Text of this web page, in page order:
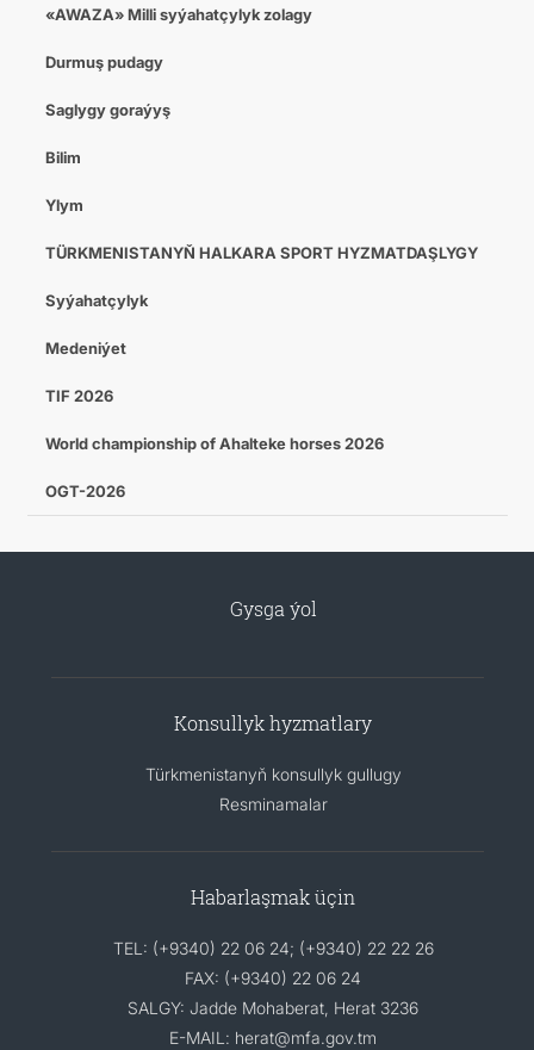
«AWAZA» Milli syýahatçylyk zolagy
Durmuş pudagy
Saglygy goraýyş
Bilim
Ylym
TÜRKMENISTANYŇ HALKARA SPORT HYZMATDAŞLYGY
Syýahatçylyk
Medeniýet
TIF 2026
World championship of Ahalteke horses 2026
OGT-2026
Gysga ýol
Konsullyk hyzmatlary
Türkmenistanyň konsullyk gullugy
Resminamalar
Habarlaşmak üçin
TEL: (+9340) 22 06 24; (+9340) 22 22 26
FAX: (+9340) 22 06 24
SALGY: Jadde Mohaberat, Herat 3236
E-MAIL: herat@mfa.gov.tm